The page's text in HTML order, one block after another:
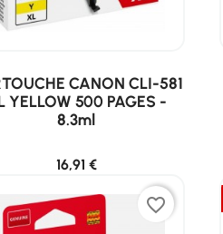
CANON CLI-581
YELLOW 500 PAGES -
8.3ml
16,91 €
favorite_border